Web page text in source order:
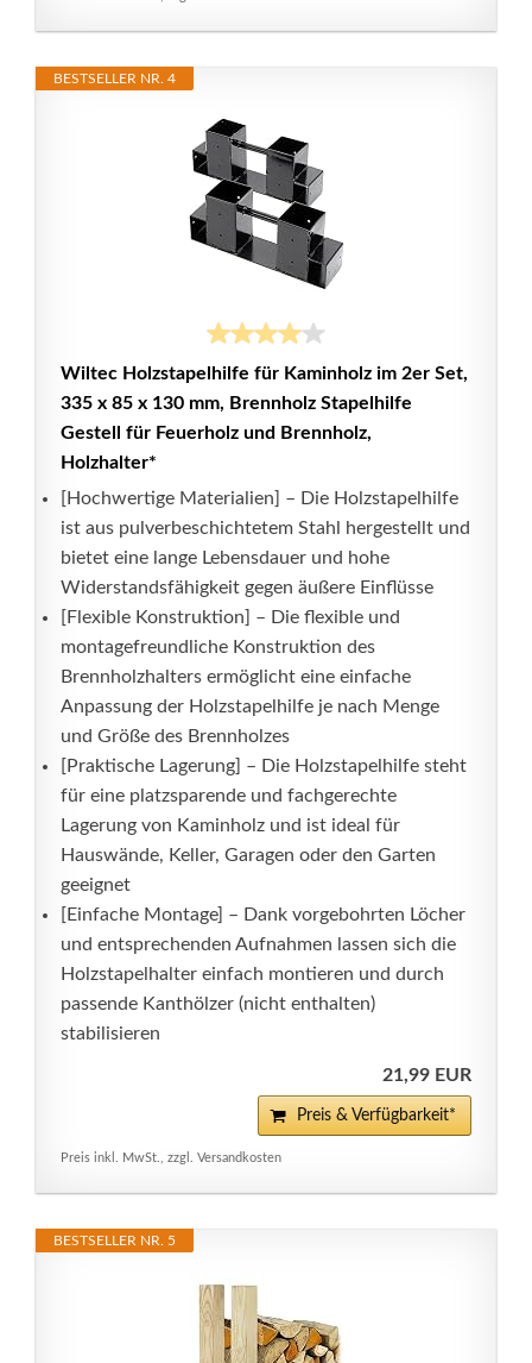
BESTSELLER NR. 4
Wiltec Holzstapelhilfe für Kaminholz im 2er Set,
335 x 85 x 130 mm, Brennholz Stapelhilfe
Gestell für Feuerholz und Brennholz,
Holzhalter*
[Hochwertige Materialien] – Die Holzstapelhilfe
ist aus pulverbeschichtetem Stahl hergestellt und
bietet eine lange Lebensdauer und hohe
Widerstandsfähigkeit gegen äußere Einflüsse
[Flexible Konstruktion] – Die flexible und
montagefreundliche Konstruktion des
Brennholzhalters ermöglicht eine einfache
Anpassung der Holzstapelhilfe je nach Menge
und Größe des Brennholzes
[Praktische Lagerung] – Die Holzstapelhilfe steht
für eine platzsparende und fachgerechte
Lagerung von Kaminholz und ist ideal für
Hauswände, Keller, Garagen oder den Garten
geeignet
[Einfache Montage] – Dank vorgebohrten Löcher
und entsprechenden Aufnahmen lassen sich die
Holzstapelhalter einfach montieren und durch
passende Kanthölzer (nicht enthalten)
stabilisieren
21,99 EUR
Preis & Verfügbarkeit*
Preis inkl. MwSt., zzgl. Versandkosten
BESTSELLER NR. 5